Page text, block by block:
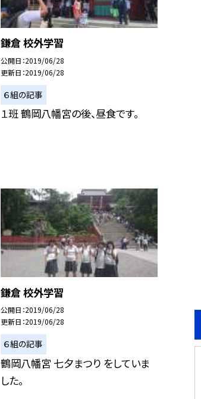
鎌倉 校外学習
公開日 2019/06/28
更新日 2019/06/28
６組の記事
１班 鶴岡八幡宮の後、昼食です。
鎌倉 校外学習
公開日 2019/06/28
更新日 2019/06/28
６組の記事
鶴岡八幡宮 七夕まつり をしていま
した。